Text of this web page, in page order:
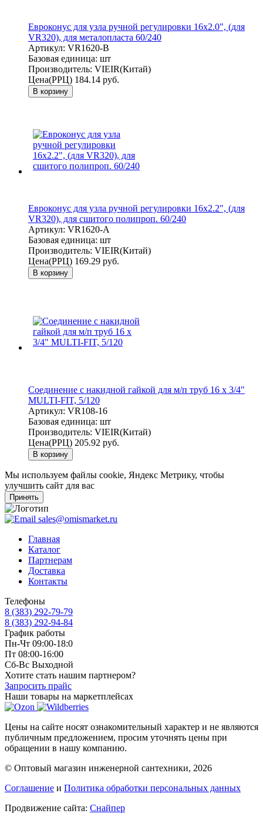
Евроконус для узла ручной регулировки 16x2.0", (для
VR320), для металопласта 60/240
Артикул: VR1620-B
Базовая единица: шт
Производитель: VIEIR(Китай)
Цена(РРЦ) 184.14 руб.
В корзину
Евроконус для узла ручной регулировки 16x2.2", (для
VR320), для сшитого полипроп. 60/240
Артикул: VR1620-A
Базовая единица: шт
Производитель: VIEIR(Китай)
Цена(РРЦ) 169.29 руб.
В корзину
Соединение с накидной гайкой для м/п труб 16 х 3/4"
MULTI-FIT, 5/120
Артикул: VR108-16
Базовая единица: шт
Производитель: VIEIR(Китай)
Цена(РРЦ) 205.92 руб.
В корзину
Мы используем файлы cookie, Яндекс Метрику, чтобы
улучшить сайт для вас
Принять
sales@omismarket.ru
Главная
Каталог
Партнерам
Доставка
Контакты
Телефоны
8 (383) 292-79-79
8 (383) 292-94-84
График работы
Пн-Чт 09:00-18:0
Пт 08:00-16:00
Сб-Вс Выходной
Хотите стать нашим партнером?
Запросить прайс
Наши товары на маркетплейсах
Цены на сайте носят ознакомительный характер и не являются
публичным предложением, просим уточнять цены при
обращении в нашу компанию.
© Оптовый магазин инженерной сантехники, 2026
Соглашение и Политика обработки персональных данных
Продвижение сайта: Снайпер